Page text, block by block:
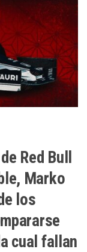
Red Bull
Marko
los
cual fallan